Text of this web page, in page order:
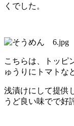
くでした。
こちらは、トッピ
ゅうりにトマトな
浅漬けにして提供
うど良い味でで好